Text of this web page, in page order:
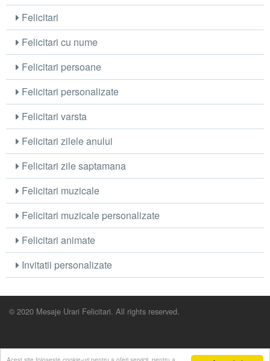
Felicitari
Felicitari cu nume
Felicitari persoane
Felicitari personalizate
Felicitari varsta
Felicitari zilele anului
Felicitari zile saptamana
Felicitari muzicale
Felicitari muzicale personalizate
Felicitari animate
Invitatii personalizate
© 2020 Mesaje Urari Felicitari. All rights reserved.